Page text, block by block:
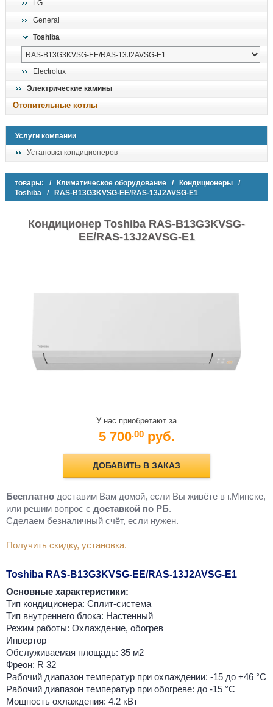
LG
General
Toshiba
Electrolux
Электрические камины
Отопительные котлы
Услуги компании
Установка кондиционеров
товары: / Климатическое оборудование / Кондиционеры /
Toshiba / RAS-B13G3KVSG-EE/RAS-13J2AVSG-E1
Кондиционер Toshiba RAS-B13G3KVSG-
EE/RAS-13J2AVSG-E1
У нас приобретают за
5 700.00 руб.
ДОБАВИТЬ В ЗАКАЗ
Бесплатно доставим Вам домой, если Вы живёте в г.Минске,
или решим вопрос с доставкой по РБ.
Cделаем безналичный счёт, если нужен.
Получить скидку, установка.
Toshiba RAS-B13G3KVSG-EE/RAS-13J2AVSG-E1
Основные характеристики:
Тип кондиционера: Сплит-система
Тип внутреннего блока: Настенный
Режим работы: Охлаждение, обогрев
Инвертор
Обслуживаемая площадь: 35 м2
Фреон: R 32
Рабочий диапазон температур при охлаждении: -15 до +46 °C
Рабочий диапазон температур при обогреве: до -15 °C
Мощность охлаждения: 4.2 кВт